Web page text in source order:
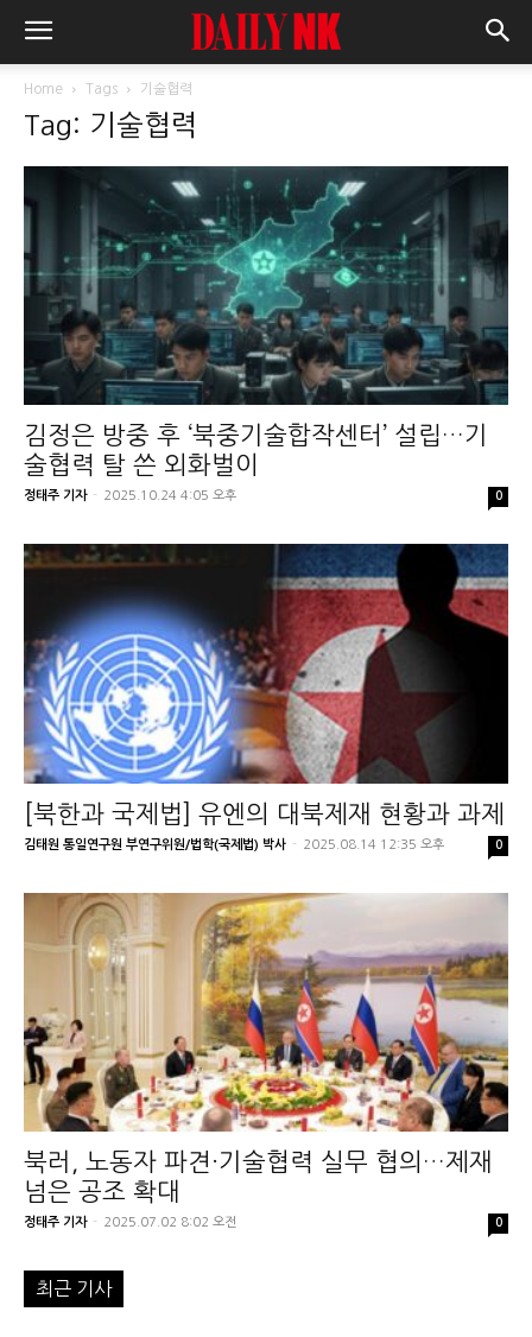
Home Tags 기술협력
Tag: 기술협력
김정은 방중 후 ‘북중기술합작센터’ 설립…기
술협력 탈 쓴 외화벌이
정태주 기자 - 2025.10.24 4:05 오후 0
[북한과 국제법] 유엔의 대북제재 현황과 과제
김태원 통일연구원 부연구위원/법학(국제법) 박사 - 2025.08.14 12:35 오후 0
북러, 노동자 파견·기술협력 실무 협의…제재
넘은 공조 확대
정태주 기자 - 2025.07.02 8:02 오전 0
최근 기사